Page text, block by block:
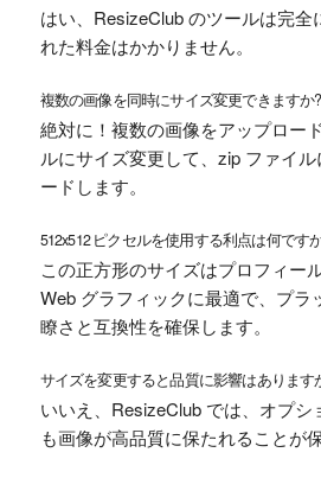
はい、ResizeClub のツールは完
れた料金はかかりません。
複数の画像を同時にサイズ変更できますか?
絶対に！複数の画像をアップロー
ルにサイズ変更して、zip ファイ
ードします。
512x512 ピクセルを使用する利点は何です
この正方形のサイズはプロフィー
Web グラフィックに最適で、プラ
瞭さと互換性を確保します。
サイズを変更すると品質に影響はあります
いいえ、ResizeClub では、オプシ
も画像が高品質に保たれることが